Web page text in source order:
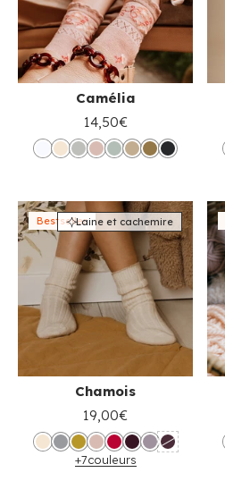
Camélia
14,50€
BestsellerLaine et cachemire
Chamois
19,00€
+7couleurs